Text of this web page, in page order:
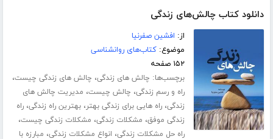
دانلود کتاب چالش‌های زندگی
از: افشین صفرنیا
موضوع:کتاب‌های روانشناسی
۱۵۲ صفحه
برچسب‌ها: چالش های زندگی، چالش های زندگی چیست،
راه و رسم زندگی، چالش چیست، مدیریت چالش های
زندگی،راه هایی برای زندگی بهتر،بهترین راه زندگی،راه
زندگی موفق، مشکلات زندگی، مشکلات زندگی چیست،
راه حل مشکلات زندگی، انواع مشکلات زندگی، مبارزه با